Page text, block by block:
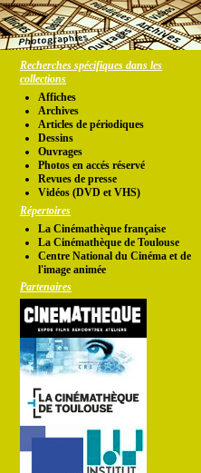
Recherches spécifiques dans les
collections
Affiches
Archives
Articles de périodiques
Dessins
Ouvrages
Photos en accés réservé
Revues de presse
Vidéos (DVD et VHS)
Répertoires
La Cinémathèque française
La Cinémathèque de Toulouse
Centre National du Cinéma et de
l'image animée
Partenaires